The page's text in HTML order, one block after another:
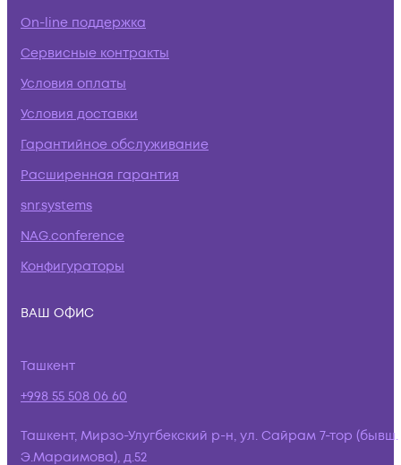
On-line поддержка
Сервисные контракты
Условия оплаты
Условия доставки
Гарантийное обслуживание
Расширенная гарантия
snr.systems
NAG.conference
Конфигураторы
ВАШ ОФИС
Ташкент
+998 55 508 06 60
Ташкент, Мирзо-Улугбекский р-н, ул. Сайрам 7-тор (бывш.
Э.Мараимова), д.52